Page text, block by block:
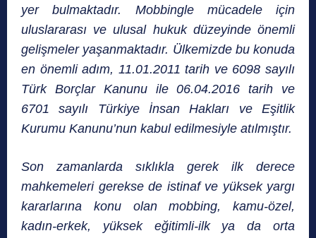
yer bulmaktadır. Mobbingle mücadele için
uluslararası ve ulusal hukuk düzeyinde önemli
gelişmeler yaşanmaktadır. Ülkemizde bu konuda
en önemli adım, 11.01.2011 tarih ve 6098 sayılı
Türk Borçlar Kanunu ile 06.04.2016 tarih ve
6701 sayılı Türkiye İnsan Hakları ve Eşitlik
Kurumu Kanunu’nun kabul edilmesiyle atılmıştır.
Son zamanlarda sıklıkla gerek ilk derece
mahkemeleri gerekse de istinaf ve yüksek yargı
kararlarına konu olan mobbing, kamu-özel,
kadın-erkek, yüksek eğitimli-ilk ya da orta